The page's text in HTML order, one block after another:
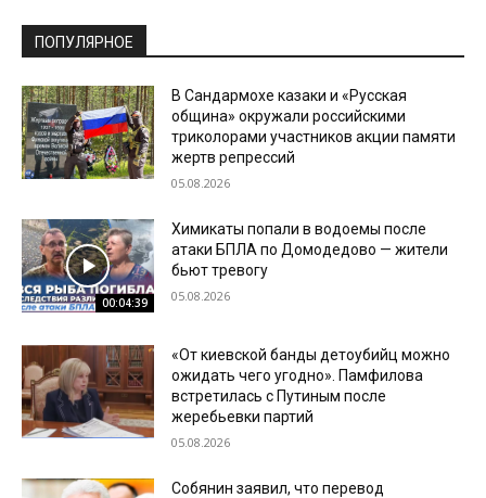
ПОПУЛЯРНОЕ
В Сандармохе казаки и «Русская
община» окружали российскими
триколорами участников акции памяти
жертв репрессий
05.08.2026
00:04:39
Химикаты попали в водоемы после
атаки БПЛА по Домодедово — жители
бьют тревогу
05.08.2026
«От киевской банды детоубийц можно
ожидать чего угодно». Памфилова
встретилась с Путиным после
жеребьевки партий
05.08.2026
Собянин заявил, что перевод